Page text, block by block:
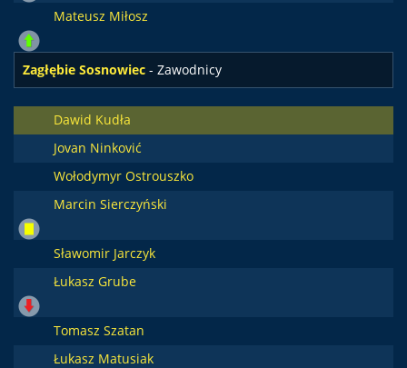
Mateusz Miłosz
Zagłębie Sosnowiec - Zawodnicy
Dawid Kudła
Jovan Ninković
Wołodymyr Ostrouszko
Marcin Sierczyński
Sławomir Jarczyk
Łukasz Grube
Tomasz Szatan
Łukasz Matusiak